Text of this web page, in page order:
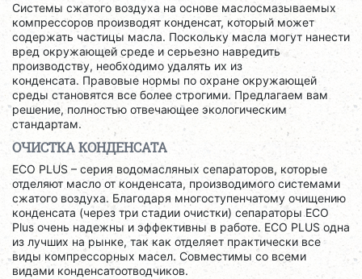
Системы сжатого воздуха на основе маслосмазываемых
компрессоров производят конденсат, который может
содержать частицы масла. Поскольку масла могут нанести
вред окружающей среде и серьезно навредить
производству, необходимо удалять их из
конденсата. Правовые нормы по охране окружающей
среды становятся все более строгими. Предлагаем вам
решение, полностью отвечающее экологическим
стандартам.
ОЧИСТКА КОНДЕНСАТА
ECO PLUS – серия водомасляных сепараторов, которые
отделяют масло от конденсата, производимого системами
сжатого воздуха. Благодаря многоступенчатому очищению
конденсата (через три стадии очистки) сепараторы ECO
Plus очень надежны и эффективны в работе. ECO PLUS одна
из лучших на рынке, так как отделяет практически все
виды компрессорных масел. Совместимы со всеми
видами конденсатоотводчиков.